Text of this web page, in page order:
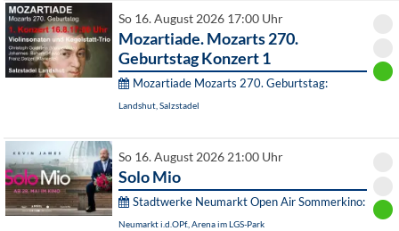
So 16. August 2026 17:00 Uhr
Mozartiade. Mozarts 270.
Geburtstag Konzert 1
Mozartiade Mozarts 270. Geburtstag:
Landshut, Salzstadel
So 16. August 2026 21:00 Uhr
Solo Mio
Stadtwerke Neumarkt Open Air Sommerkino:
Neumarkt i.d.OPf., Arena im LGS-Park